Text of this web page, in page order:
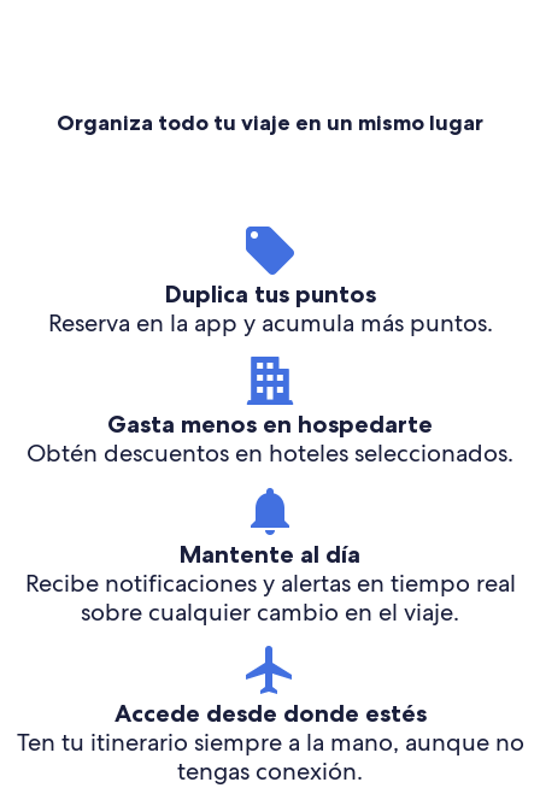
Organiza todo tu viaje en un mismo lugar
Duplica tus puntos
Reserva en la app y acumula más puntos.
Gasta menos en hospedarte
Obtén descuentos en hoteles seleccionados.
Mantente al día
Recibe notificaciones y alertas en tiempo real
sobre cualquier cambio en el viaje.
Accede desde donde estés
Ten tu itinerario siempre a la mano, aunque no
tengas conexión.